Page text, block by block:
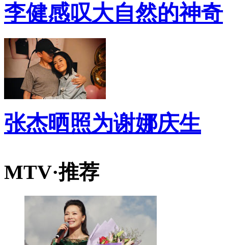
李健感叹大自然的神奇
张杰晒照为谢娜庆生
MTV·推荐